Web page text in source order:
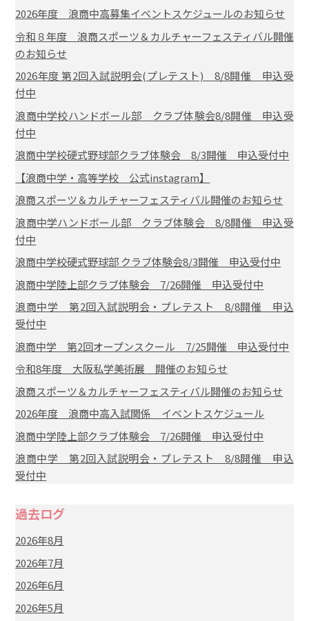
2026年度 浪商中高募集イベントスケジュールのお知らせ
令和８年度 浪商スポーツ＆カルチャーフェスティバル開催
のお知らせ
2026年度 第2回入試説明会(プレテスト) 8/8開催 申込受
付中
浪商中学校ハンドボール部 クラブ体験会8/8開催 申込受
付中
浪商中学校硬式野球部クラブ体験会 8/3開催 申込受付中
【浪商中学・高等学校 公式instagram】
浪商スポーツ＆カルチャーフェスティバル開催のお知らせ
浪商中学ハンドボール部 クラブ体験会 8/8開催 申込受
付中
浪商中学校硬式野球部 クラブ体験会8/3開催 申込受付中
浪商中学陸上部クラブ体験会 7/26開催 申込受付中
浪商中学 第2回入試説明会・プレテスト 8/8開催 申込
受付中
浪商中学 第2回オープンスクール 7/25開催 申込受付中
令和8年度 大阪私学美術展 開催のお知らせ
浪商スポーツ＆カルチャーフェスティバル開催のお知らせ
2026年度 浪商中高入試関係 イベントスケジュール
浪商中学陸上部クラブ体験会 7/26開催 申込受付中
浪商中学 第2回入試説明会・プレテスト 8/8開催 申込
受付中
過去ログ
2026年8月
2026年7月
2026年6月
2026年5月